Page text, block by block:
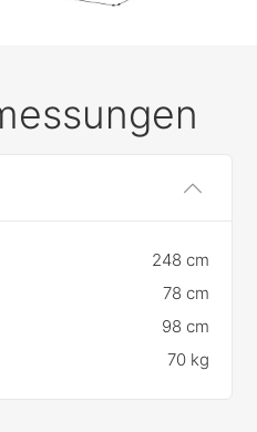
248 cm
78 cm
98 cm
70 kg